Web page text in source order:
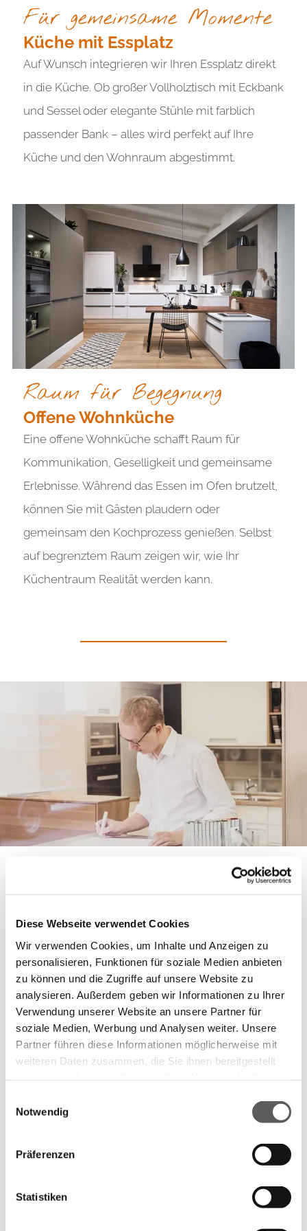
Diese Webseite verwendet Cookies
Wir verwenden Cookies, um Inhalte und Anzeigen zu
personalisieren, Funktionen für soziale Medien anbieten
zu können und die Zugriffe auf unsere Website zu
analysieren. Außerdem geben wir Informationen zu Ihrer
Verwendung unserer Website an unsere Partner für
soziale Medien, Werbung und Analysen weiter. Unsere
Partner führen diese Informationen möglicherweise mit
weiteren Daten zusammen, die Sie ihnen bereitgestellt
Notwendig
Präferenzen
Statistiken
Für gemeinsame Momente
Küche mit Essplatz
Auf Wunsch integrieren wir Ihren Essplatz direkt
in die Küche. Ob großer Vollholztisch mit Eckbank
und Sessel oder elegante Stühle mit farblich
passender Bank – alles wird perfekt auf Ihre
Küche und den Wohnraum abgestimmt.
Raum für Begegnung
Offene Wohnküche
Eine offene Wohnküche schafft Raum für
Kommunikation, Geselligkeit und gemeinsame
Erlebnisse. Während das Essen im Ofen brutzelt,
können Sie mit Gästen plaudern oder
gemeinsam den Kochprozess genießen. Selbst
auf begrenztem Raum zeigen wir, wie Ihr
Küchentraum Realität werden kann.
Ihre Küche, perfekt auf
Sie zugeschnitten
Individuelle Planung
Jede Küche nach Maß beginnt bei der Tischlerei
Winter mit einer individuellen Planung, die genau
auf Ihre Bedürfnisse, Wünsche und räumlichen
Gegebenheiten abgestimmt ist. Wir nehmen uns
Zeit, Ihre Vorstellungen zu verstehen und beraten
Sie persönlich zu Layout, Materialien, Farben und
Schritt für Schritt zur Traumküche
Wünsche, nehmen Naturmaße und prüfen die